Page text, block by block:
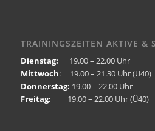
TRAININGSZEITEN AKTIVE &
Dienstag: 19.00 – 22.00 Uhr
Mittwoch: 19.00 – 21.30 Uhr (Ü40)
Donnerstag: 19.00 – 22.00 Uhr
Freitag: 19.00 – 22.00 Uhr (Ü40)